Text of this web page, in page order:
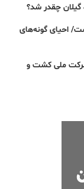
گیلان چقدر شد؟
احیای گونه‌های
ملی کشت و